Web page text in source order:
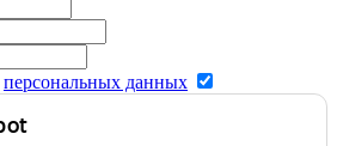
персональных данных